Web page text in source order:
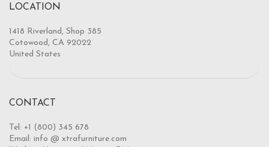
LOCATION
1418 Riverland, Shop 385
Cotowood, CA 92022
United States
CONTACT
Tel: +1 (800) 345 678
Email: info @ xtrafurniture.com